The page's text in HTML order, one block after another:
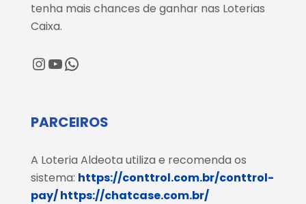
tenha mais chances de ganhar nas Loterias
Caixa.
@loteriaaldeota
@loteriaaldeota
Central de Atendimento
PARCEIROS
A Loteria Aldeota utiliza e recomenda os
sistema: https://conttrol.com.br/conttrol-
pay/https://chatcase.com.br/